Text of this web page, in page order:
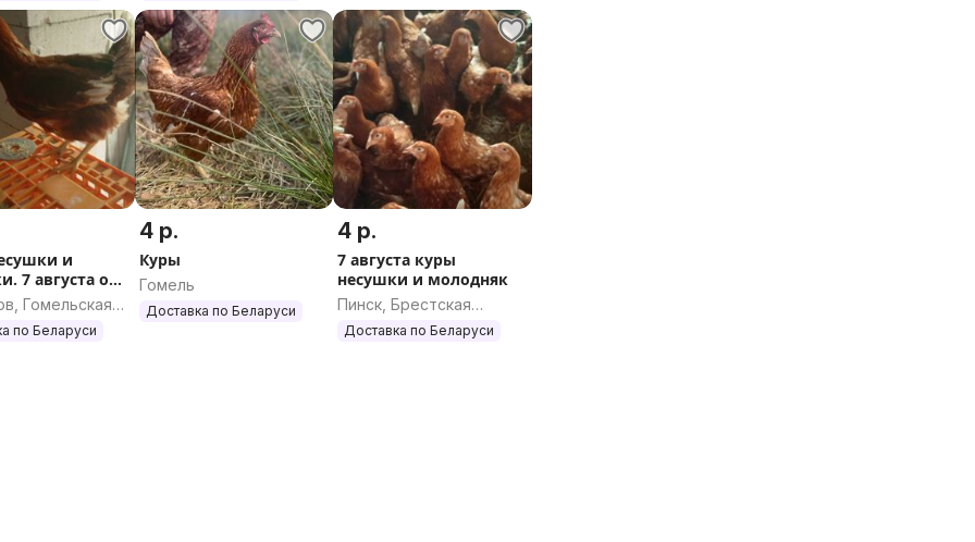
и
7 августа опт
Гомельская
по Беларуси
4 р.
Куры
Гомель
Доставка по Беларуси
4 р.
7 августа куры
несушки и молодняк
Пинск, Брестская
область
Доставка по Беларуси